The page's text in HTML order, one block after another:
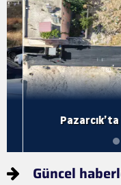
Pazarcık’ta
Güncel